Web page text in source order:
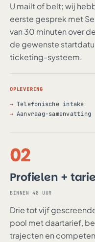
U mailt of belt; wij
eerste gesprek met
van 30 minuten over
de gewenste
ticketing-systeem.
OPLEVERING
Telefonische intake
Aanvraag-samenvatting
02
Profielen +
BINNEN 48 UUR
Drie tot vijf
pool met daartarief,
trajecten en